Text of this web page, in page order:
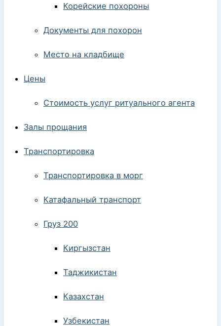
Корейские похороны
Документы для похорон
Место на кладбище
Цены
Стоимость услуг ритуального агента
Залы прощания
Транспортировка
Транспортировка в морг
Катафальный транспорт
Груз 200
Киргызстан
Таджикистан
Казахстан
Узбекистан